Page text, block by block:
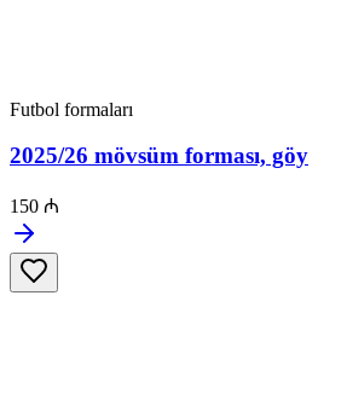
Futbol formaları
2025/26 mövsüm forması, göy
150 ₼